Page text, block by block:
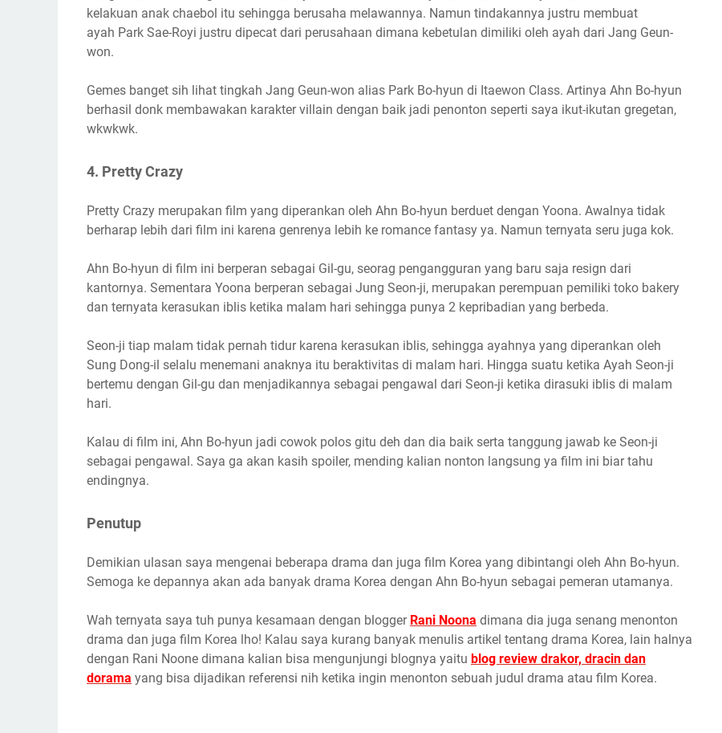
kelakuan anak chaebol itu sehingga berusaha melawannya. Namun tindakannya justru membuat
ayah Park Sae-Royi justru dipecat dari perusahaan dimana kebetulan dimiliki oleh ayah dari Jang Geun-
won.
Gemes banget sih lihat tingkah Jang Geun-won alias Park Bo-hyun di Itaewon Class. Artinya Ahn Bo-hyun
berhasil donk membawakan karakter villain dengan baik jadi penonton seperti saya ikut-ikutan gregetan,
wkwkwk.
4. Pretty Crazy
Pretty Crazy merupakan film yang diperankan oleh Ahn Bo-hyun berduet dengan Yoona. Awalnya tidak
berharap lebih dari film ini karena genrenya lebih ke romance fantasy ya. Namun ternyata seru juga kok.
Ahn Bo-hyun di film ini berperan sebagai Gil-gu, seorag pengangguran yang baru saja resign dari
kantornya. Sementara Yoona berperan sebagai Jung Seon-ji, merupakan perempuan pemiliki toko bakery
dan ternyata kerasukan iblis ketika malam hari sehingga punya 2 kepribadian yang berbeda.
Seon-ji tiap malam tidak pernah tidur karena kerasukan iblis, sehingga ayahnya yang diperankan oleh
Sung Dong-il selalu menemani anaknya itu beraktivitas di malam hari. Hingga suatu ketika Ayah Seon-ji
bertemu dengan Gil-gu dan menjadikannya sebagai pengawal dari Seon-ji ketika dirasuki iblis di malam
hari.
Kalau di film ini, Ahn Bo-hyun jadi cowok polos gitu deh dan dia baik serta tanggung jawab ke Seon-ji
sebagai pengawal. Saya ga akan kasih spoiler, mending kalian nonton langsung ya film ini biar tahu
endingnya.
Penutup
Demikian ulasan saya mengenai beberapa drama dan juga film Korea yang dibintangi oleh Ahn Bo-hyun.
Semoga ke depannya akan ada banyak drama Korea dengan Ahn Bo-hyun sebagai pemeran utamanya.
Wah ternyata saya tuh punya kesamaan dengan blogger Rani Noona dimana dia juga senang menonton
drama dan juga film Korea lho! Kalau saya kurang banyak menulis artikel tentang drama Korea, lain halnya
dengan Rani Noone dimana kalian bisa mengunjungi blognya yaitu blog review drakor, dracin dan
dorama yang bisa dijadikan referensi nih ketika ingin menonton sebuah judul drama atau film Korea.